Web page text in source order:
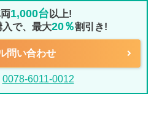
1,000台 以上!
入で、最大20％割引き!
問い合わせ
0078-6011-0012